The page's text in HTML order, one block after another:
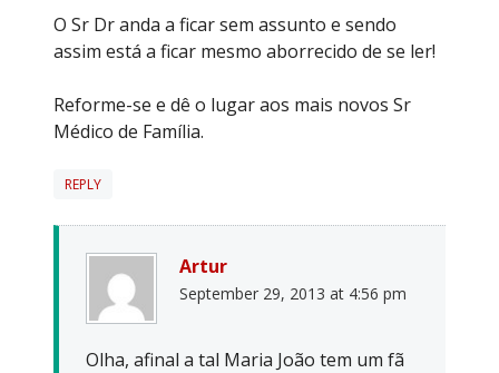
O Sr Dr anda a ficar sem assunto e sendo
assim está a ficar mesmo aborrecido de se ler!
Reforme-se e dê o lugar aos mais novos Sr
Médico de Família.
REPLY
Artur
September 29, 2013 at 4:56 pm
Olha, afinal a tal Maria João tem um fã